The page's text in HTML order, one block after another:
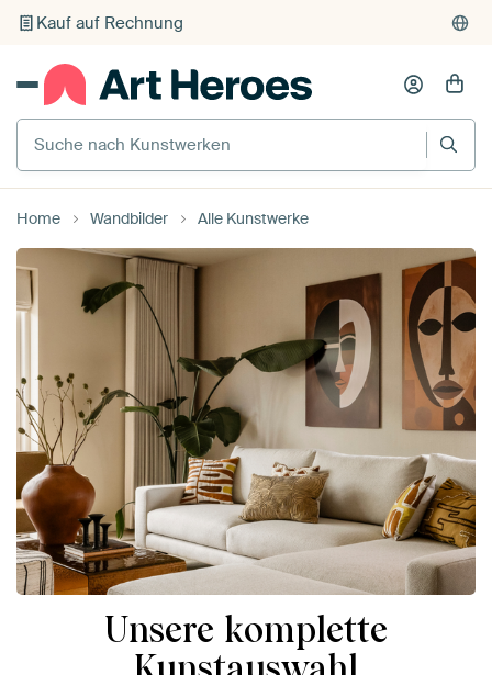
Kauf auf Rechnung
Individueller Druck auf Bestellung
Suche nach Kunstwerken
Home Wandbilder Alle Kunstwerke
Unsere komplette